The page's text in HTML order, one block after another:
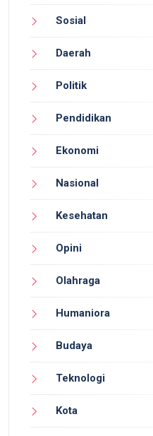
Sosial
Daerah
Politik
Pendidikan
Ekonomi
Nasional
Kesehatan
Opini
Olahraga
Humaniora
Budaya
Teknologi
Kota